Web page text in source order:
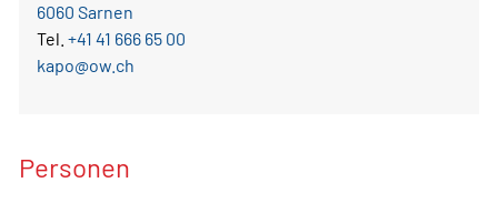
6060 Sarnen
Tel. +41 41 666 65 00
kapo@ow.ch
Personen